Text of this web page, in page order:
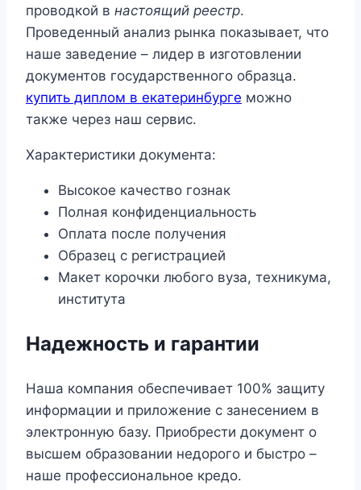
проводкой в настоящий реестр.
Проведенный анализ рынка показывает, что
наше заведение – лидер в изготовлении
документов государственного образца.
купить диплом в екатеринбурге можно
также через наш сервис.
Характеристики документа:
Высокое качество гознак
Полная конфиденциальность
Оплата после получения
Образец с регистрацией
Макет корочки любого вуза, техникума,
института
Надежность и гарантии
Наша компания обеспечивает 100% защиту
информации и приложение с занесением в
электронную базу. Приобрести документ о
высшем образовании недорого и быстро –
наше профессиональное кредо.